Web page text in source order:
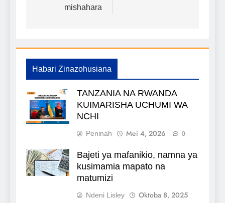
mishahara
Habari Zinazohusiana
TANZANIA NA RWANDA
KUIMARISHA UCHUMI WA
NCHI
Peninah Mei 4, 2026 0
Bajeti ya mafanikio, namna ya
kusimamia mapato na
matumizi
Ndeni Lisley Oktoba 8, 2025